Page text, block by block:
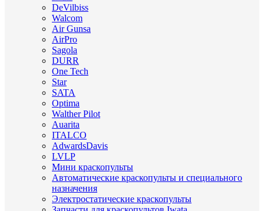
DeVilbiss
Walcom
Air Gunsa
AirPro
Sagola
DURR
One Tech
Star
SATA
Optima
Walther Pilot
Auarita
ITALCO
AdwardsDavis
LVLP
Мини краскопульты
Автоматические краскопульты и специального
назначения
Электростатические краскопульты